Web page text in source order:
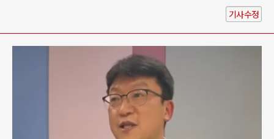
기사수정